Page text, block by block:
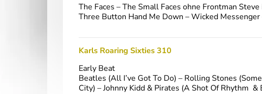
The Faces – The Small Faces ohne Frontman
Three Button Hand Me Down – Wicked Messenger
Karls Roaring Sixties 310
Early Beat
Beatles (All I’ve Got To Do) – Rolling Stones
City) – Johnny Kidd & Pirates (A Shot Of Rhythm